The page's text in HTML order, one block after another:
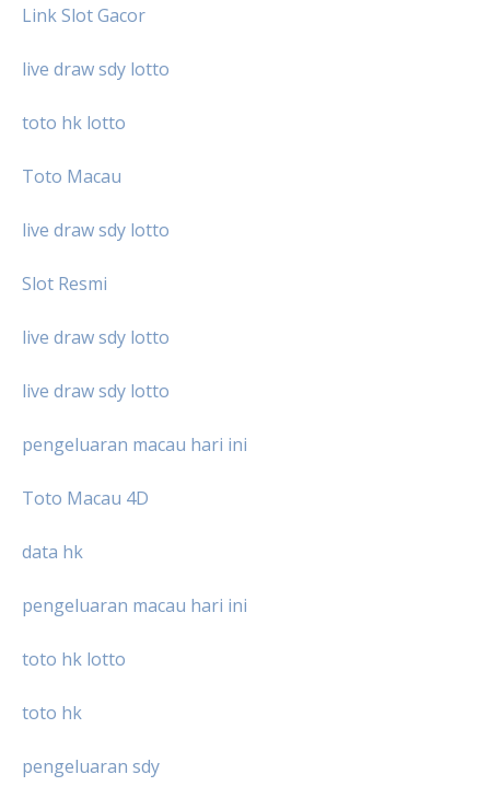
Link Slot Gacor
live draw sdy lotto
toto hk lotto
Toto Macau
live draw sdy lotto
Slot Resmi
live draw sdy lotto
live draw sdy lotto
pengeluaran macau hari ini
Toto Macau 4D
data hk
pengeluaran macau hari ini
toto hk lotto
toto hk
pengeluaran sdy